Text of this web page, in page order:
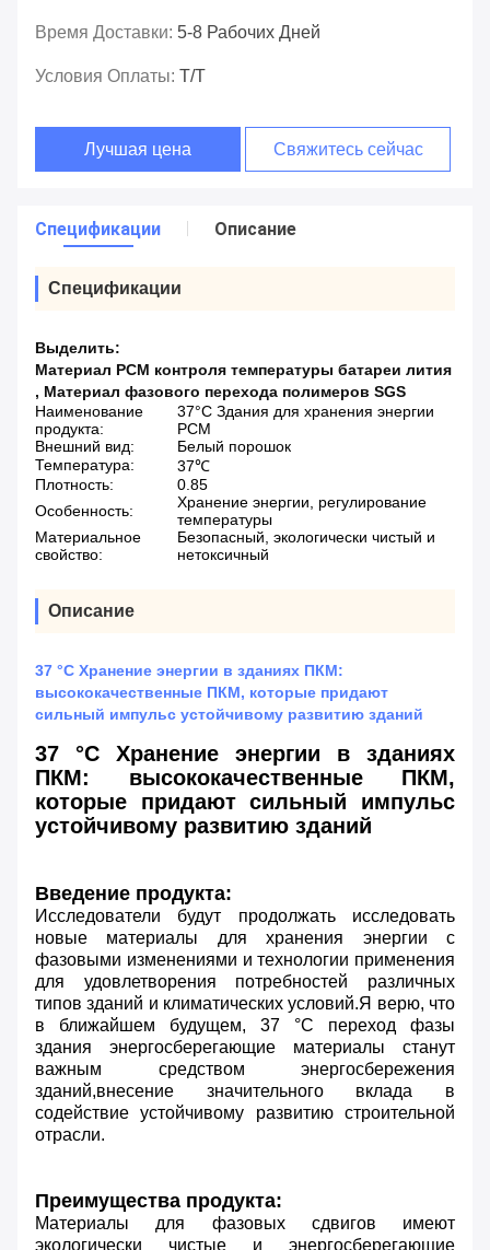
Время Доставки: 5-8 Рабочих Дней
Условия Оплаты: T/T
Лучшая цена Свяжитесь сейчас
Спецификации Описание
Спецификации
Выделить:
Материал PCM контроля температуры батареи лития
, Материал фазового перехода полимеров SGS
Наименование
продукта:
37°C Здания для хранения энергии
PCM
Внешний вид:
Белый порошок
Температура:
37℃
Плотность:
0.85
Особенность:
Хранение энергии, регулирование
температуры
Материальное
свойство:
Безопасный, экологически чистый и
нетоксичный
Описание
37 °C Хранение энергии в зданиях ПКМ:
высококачественные ПКМ, которые придают
сильный импульс устойчивому развитию зданий
37 °C Хранение энергии в зданиях
ПКМ: высококачественные ПКМ,
которые придают сильный импульс
устойчивому развитию зданий
Введение продукта:
Исследователи будут продолжать исследовать
новые материалы для хранения энергии с
фазовыми изменениями и технологии применения
для удовлетворения потребностей различных
типов зданий и климатических условий.Я верю, что
в ближайшем будущем, 37 °C переход фазы
здания энергосберегающие материалы станут
важным средством энергосбережения
зданий,внесение значительного вклада в
содействие устойчивому развитию строительной
отрасли.
Преимущества продукта:
Материалы для фазовых сдвигов имеют
экологически чистые и энергосберегающие